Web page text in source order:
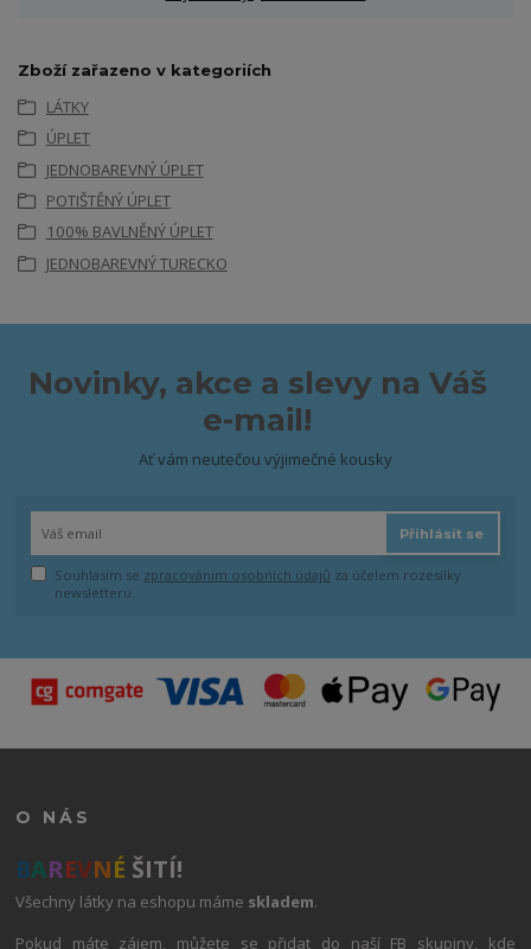
Zboží zařazeno v kategoriích
LÁTKY
ÚPLET
JEDNOBAREVNÝ ÚPLET
POTIŠTĚNÝ ÚPLET
100% BAVLNĚNÝ ÚPLET
JEDNOBAREVNÝ TURECKO
Novinky, akce a slevy na Váš
e-mail!
Ať vám neutečou výjimečné kousky
Přihlásit se
Souhlasím se zpracováním osobních údajů za účelem rozesílky
newsletteru.
O NÁS
BAREVNÉ ŠITÍ!
Všechny látky na eshopu máme skladem.
Pokud máte zájem, můžete se přidat do naší FB skupiny, kde